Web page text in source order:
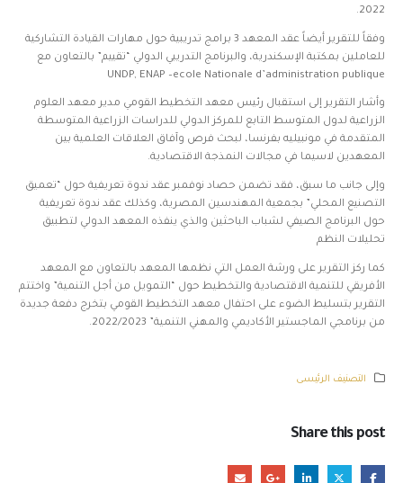
2022.
وفقاً للتقرير أيضاً عقد المعهد 3 برامج تدريبية حول مهارات القيادة التشاركية
للعاملين بمكتبة الإسكندرية، والبرنامج التدريبي الدولي “تقييم” بالتعاون مع
UNDP, ENAP –ecole Nationale d’administration publique
وأشار التقرير إلى استقبال رئيس معهد التخطيط القومي مدير معهد العلوم
الزراعية لدول المتوسط التابع للمركز الدولي للدراسات الزراعية المتوسطة
المتقدمة في مونبيليه بفرنسا، لبحث فرص وآفاق العلاقات العلمية بين
المعهدين لاسيما في مجالات النمذجة الاقتصادية.
وإلى جانب ما سبق، فقد تضمن حصاد نوفمبر عقد ندوة تعريفية حول “تعميق
التصنيع المحلي” بجمعية المهندسين المصرية، وكذلك عقد ندوة تعريفية
حول البرنامج الصيفي لشباب الباحثين والذي ينفذه المعهد الدولي لتطبيق
تحليلات النظم
كما ركز التقرير على ورشة العمل التي نظمها المعهد بالتعاون مع المعهد
الأفريقي للتنمية الاقتصادية والتخطيط حول “التمويل من أجل التنمية” واختتم
التقرير بتسليط الضوء على احتفال معهد التخطيط القومي بتخرج دفعة جديدة
من برنامجي الماجستير الأكاديمي والمهني التنمية” 2022/2023.
التصنيف الرئيسى
Share this post